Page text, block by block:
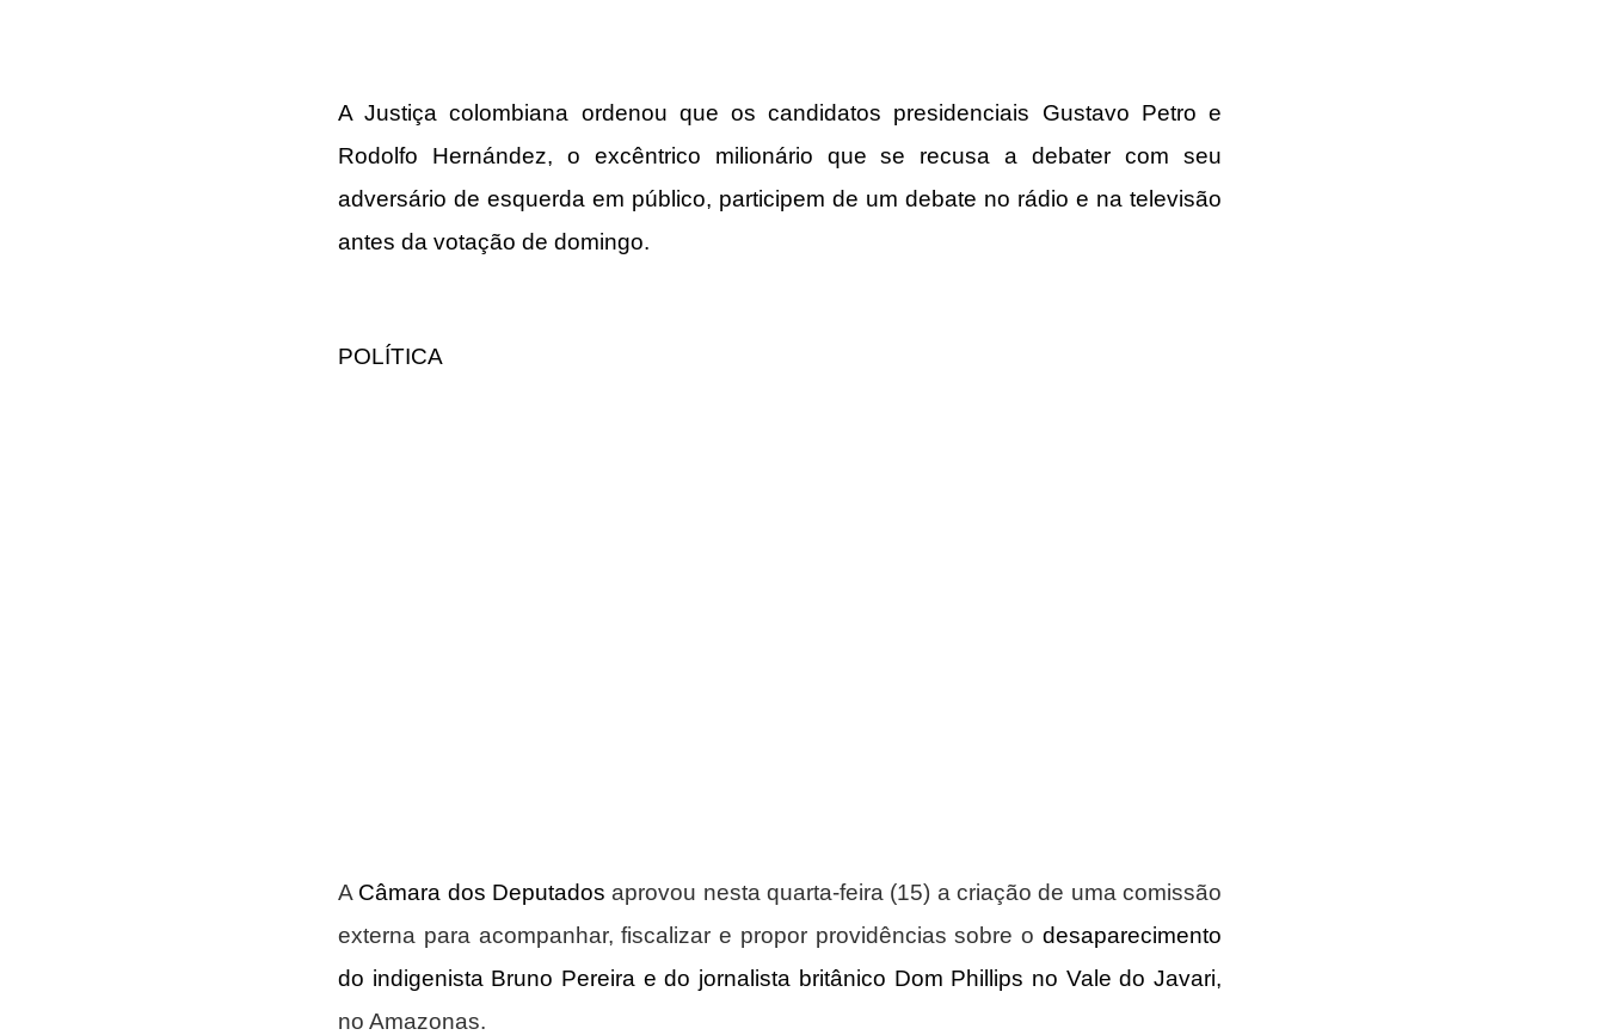
A Justiça colombiana ordenou que os candidatos presidenciais Gustavo Petro e
Rodolfo Hernández, o excêntrico milionário que se recusa a debater com seu
adversário de esquerda em público, participem de um debate no rádio e na televisão
antes da votação de domingo.
POLÍTICA
A Câmara dos Deputados aprovou nesta quarta-feira (15) a criação de uma comissão
externa para acompanhar, fiscalizar e propor providências sobre o desaparecimento
do indigenista Bruno Pereira e do jornalista britânico Dom Phillips no Vale do Javari,
no Amazonas.